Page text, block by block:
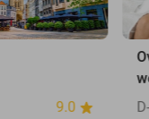
9.0